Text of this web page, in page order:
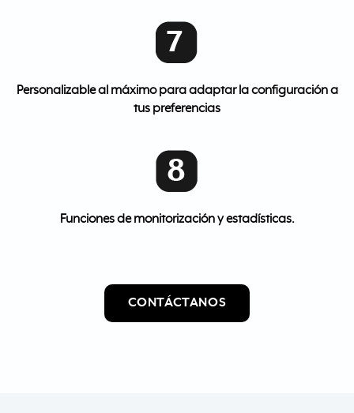
Personalizable al máximo para adaptar la configuración a
tus preferencias
Funciones de monitorización y estadísticas.
CONTÁCTANOS